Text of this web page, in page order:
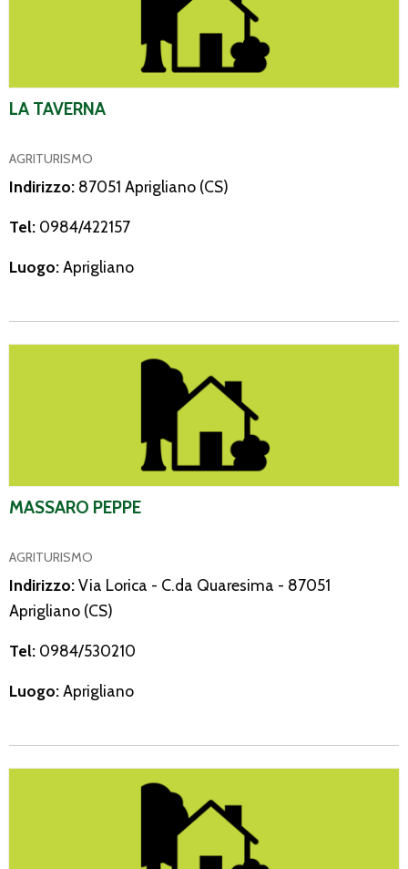
LA TAVERNA
AGRITURISMO
Indirizzo: 87051 Aprigliano (CS)
Tel: 0984/422157
Luogo:Aprigliano
MASSARO PEPPE
AGRITURISMO
Indirizzo:Via Lorica - C.da Quaresima - 87051
Aprigliano (CS)
Tel: 0984/530210
Luogo:Aprigliano